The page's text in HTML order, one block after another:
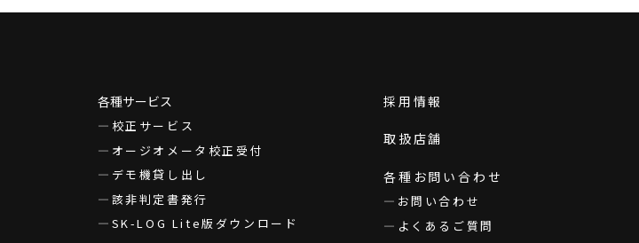
各種サービス
校正サービス
オージオメータ校正受付
デモ機貸し出し
該非判定書発行
SK-LOG Lite版ダウンロード
採用情報
取扱店舗
各種お問い合わせ
お問い合わせ
よくあるご質問